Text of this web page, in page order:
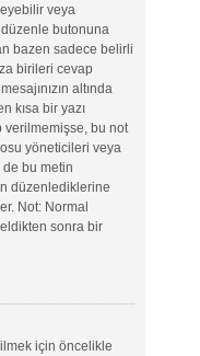
veya
butonuna
bazen sadece belirli
birileri cevap
altında
kısa bir yazı
verilmemişse, bu not
yöneticileri veya
bu metin
düzenlediklerine
Not: Normal
sonra bir
için öncelikle